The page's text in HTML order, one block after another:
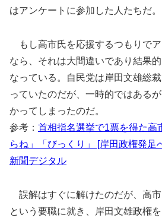
はアンケートに参加した人たちだ。
もし高市氏を応援するつもりで
なら、それは大間違いであり結果
なっている。自民党は岸田文雄総
っていたのだが、一時的ではある
かってしまったのだ。
参考： 首相指名選挙で1票を得た
らね」「びっくり」 [岸田政権発足
新聞デジタル
誤解はすぐに解けたのだが、高
という要職に就き、岸田文雄政権